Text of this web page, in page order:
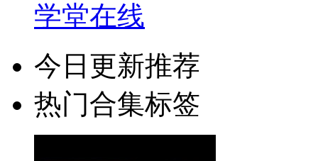
学堂在线
今日更新推荐
热门合集标签